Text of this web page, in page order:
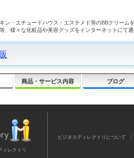
ン・エチュードハウス・エステメド等のBBクリーム
、様々な化粧品や美容グッズをインターネットにて
商品・サービス内容 ブログ
ィレクトリ
ビジネスディレクトリについて